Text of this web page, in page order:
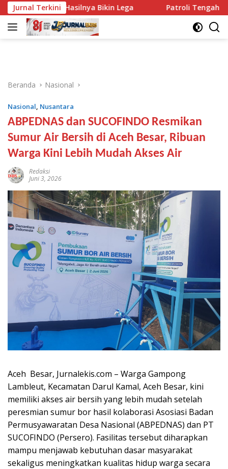
Langsung
ke
konten
Jurnal Terkini
Hasilnya Bikin Lega Patroli Tengah Malam di
Beranda Nasional
Nasional, Nusantara
ABPEDNAS dan SUCOFINDO Resmikan
Sumur Air Bersih di Aceh Besar, Ribuan
Warga Kini Lebih Mudah Akses Air
Redaksi
Juni 3, 2026
Aceh Besar, Jurnalekis.com – Warga Gampong
Lambleut, Kecamatan Darul Kamal, Aceh Besar, kini
memiliki akses air bersih yang lebih mudah setelah
peresmian sumur bor hasil kolaborasi Asosiasi Badan
Permusyawaratan Desa Nasional (ABPEDNAS) dan PT
SUCOFINDO (Persero). Fasilitas tersebut diharapkan
mampu menjawab kebutuhan dasar masyarakat
sekaligus meningkatkan kualitas hidup warga secara